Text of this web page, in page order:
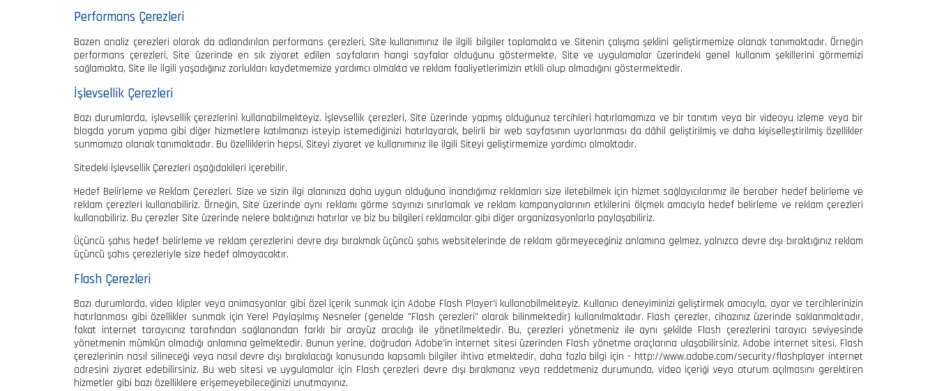
Performans Çerezleri
Bazen analiz çerezleri olarak da adlandırılan performans çerezleri, Site kullanımınız ile ilgili bilgiler toplamakta ve Sitenin çalışma şeklini geliştirmemize olanak tanımaktadır. Örneğin
performans çerezleri, Site üzerinde en sık ziyaret edilen sayfaların hangi sayfalar olduğunu göstermekte, Site ve uygulamalar üzerindeki genel kullanım şekillerini görmemizi
sağlamakta, Site ile ilgili yaşadığınız zorlukları kaydetmemize yardımcı olmakta ve reklam faaliyetlerimizin etkili olup olmadığını göstermektedir.
İşlevsellik Çerezleri
Bazı durumlarda, işlevsellik çerezlerini kullanabilmekteyiz. İşlevsellik çerezleri, Site üzerinde yapmış olduğunuz tercihleri hatırlamamıza ve bir tanıtım veya bir videoyu izleme veya bir
blogda yorum yapma gibi diğer hizmetlere katılmanızı isteyip istemediğinizi hatırlayarak, belirli bir web sayfasının uyarlanması da dâhil geliştirilmiş ve daha kişiselleştirilmiş özellikler
sunmamıza olanak tanımaktadır. Bu özelliklerin hepsi, Siteyi ziyaret ve kullanımınız ile ilgili Siteyi geliştirmemize yardımcı olmaktadır.
Sitedeki İşlevsellik Çerezleri aşağıdakileri içerebilir.
Hedef Belirleme ve Reklam Çerezleri. Size ve sizin ilgi alanınıza daha uygun olduğuna inandığımız reklamları size iletebilmek için hizmet sağlayıcılarımız ile beraber hedef belirleme ve
reklam çerezleri kullanabiliriz. Örneğin, Site üzerinde aynı reklamı görme sayınızı sınırlamak ve reklam kampanyalarının etkilerini ölçmek amacıyla hedef belirleme ve reklam çerezleri
kullanabiliriz. Bu çerezler Site üzerinde nelere baktığınızı hatırlar ve biz bu bilgileri reklamcılar gibi diğer organizasyonlarla paylaşabiliriz.
Üçüncü şahıs hedef belirleme ve reklam çerezlerini devre dışı bırakmak üçüncü şahıs websitelerinde de reklam görmeyeceğiniz anlamına gelmez, yalnızca devre dışı bıraktığınız reklam
üçüncü şahıs çerezleriyle size hedef almayacaktır.
Flash Çerezleri
Bazı durumlarda, video klipler veya animasyonlar gibi özel içerik sunmak için Adobe Flash Player'i kullanabilmekteyiz. Kullanıcı deneyiminizi geliştirmek amacıyla, ayar ve tercihlerinizin
hatırlanması gibi özellikler sunmak için Yerel Paylaşılmış Nesneler (genelde "Flash çerezleri” olarak bilinmektedir) kullanılmaktadır. Flash çerezler, cihazınız üzerinde saklanmaktadır,
fakat internet tarayıcınız tarafından sağlanandan farklı bir arayüz aracılığı ile yönetilmektedir. Bu, çerezleri yönetmeniz ile aynı şekilde Flash çerezlerini tarayıcı seviyesinde
yönetmenin mümkün olmadığı anlamına gelmektedir. Bunun yerine, doğrudan Adobe'in internet sitesi üzerinden Flash yönetme araçlarına ulaşabilirsiniz. Adobe internet sitesi, Flash
çerezlerinin nasıl silineceği veya nasıl devre dışı bırakılacağı konusunda kapsamlı bilgiler ihtiva etmektedir, daha fazla bilgi için - http://www.adobe.com/security/flashplayer internet
adresini ziyaret edebilirsiniz. Bu web sitesi ve uygulamalar için Flash çerezleri devre dışı bırakmanız veya reddetmeniz durumunda, video içeriği veya oturum açılmasını gerektiren
hizmetler gibi bazı özelliklere erişemeyebileceğinizi unutmayınız.